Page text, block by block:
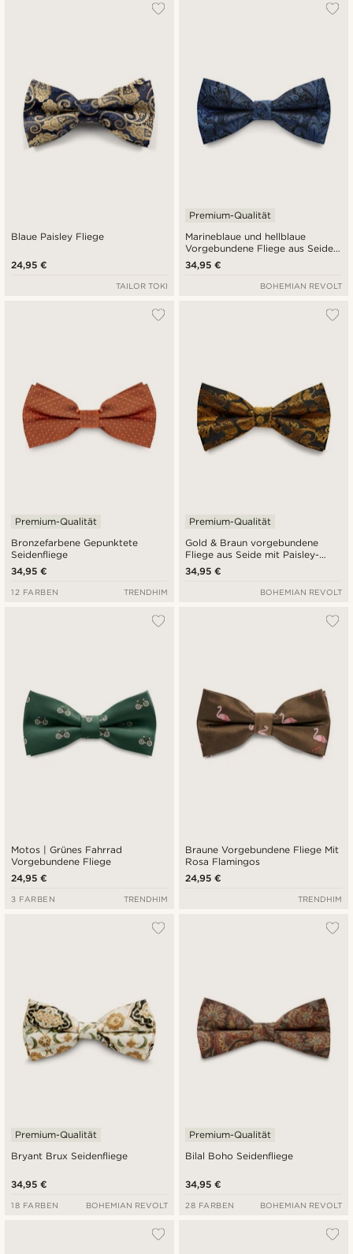
Blaue Paisley Fliege
24,95 €
TAILOR TOKI
Marineblaue und hellblaue
Vorgebundene Fliege aus Seide
mit Paisley-Muster
Premium-Qualität
34,95 €
BOHEMIAN REVOLT
Bronzefarbene Gepunktete
Seidenfliege
Premium-Qualität
34,95 €
12 FARBEN TRENDHIM
Gold & Braun vorgebundene
Fliege aus Seide mit Paisley-
Muster
Premium-Qualität
34,95 €
BOHEMIAN REVOLT
Motos | Grünes Fahrrad
Vorgebundene Fliege
24,95 €
3 FARBEN TRENDHIM
Braune Vorgebundene Fliege Mit
Rosa Flamingos
24,95 €
TRENDHIM
Bryant Brux Seidenfliege
Premium-Qualität
34,95 €
18 FARBEN BOHEMIAN REVOLT
Bilal Boho Seidenfliege
Premium-Qualität
34,95 €
28 FARBEN BOHEMIAN REVOLT